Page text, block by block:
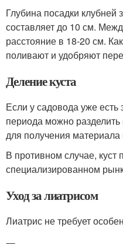
Глубина посадки клубней
составляет до 10 см.
расстояние в 18-20 см.
поливают и удобряют
Деление куста
Если у садовода уже есть
периода можно разделить
для получения материала
В противном случае, куст
специализированном
Уход за лиатрисом
Лиатрис не требует